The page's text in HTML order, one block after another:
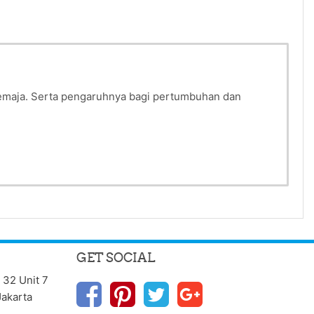
Serta pengaruhnya bagi pertumbuhan dan
32 Unit 7
GET SOCIAL